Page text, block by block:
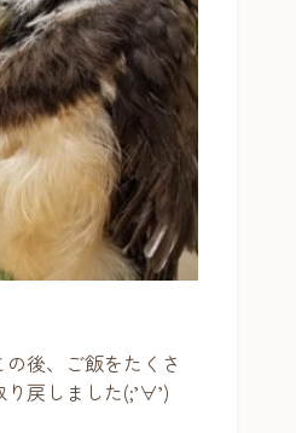
後、ご飯をたくさ
戻しました(;’∀’)